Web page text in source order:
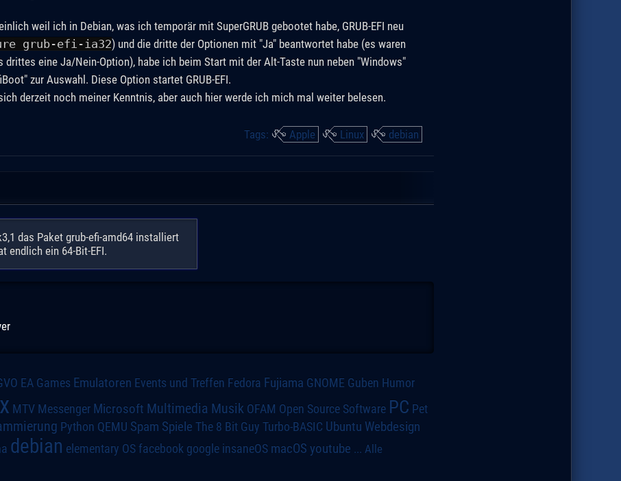
weil ich in Debian, was ich temporär mit SuperGRUB gebootet habe, GRUB-EFI neu
grub-efi-ia32) und die dritte der Optionen mit "Ja" beantwortet habe (es waren
eine Ja/Nein-Option), habe ich beim Start mit der Alt-Taste nun neben "Windows"
zur Auswahl. Diese Option startet GRUB-EFI.
derzeit noch meiner Kenntnis, aber auch hier werde ich mich mal weiter belesen.
Tags: Apple Linux debian
das Paket grub-efi-amd64 installiert
endlich ein 64-Bit-EFI.
EA Games Emulatoren Events und Treffen Fedora Fujiama GNOME Guben Humor
MTV Messenger Microsoft Multimedia Musik OFAM Open Source Software PC Pet
Python QEMU Spam Spiele The 8 Bit Guy Turbo-BASIC Ubuntu Webdesign
debian elementary OS facebook google insaneOS macOS youtube ... Alle